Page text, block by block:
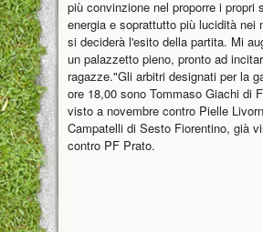
più convinzione nel proporre i propri
energia e soprattutto più lucidità nei
si deciderà l'esito della partita. Mi
un palazzetto pieno, pronto ad
ragazze."Gli arbitri designati per la
ore 18,00 sono Tommaso Giachi di
visto a novembre contro Pielle
Campatelli di Sesto Fiorentino, già
contro PF Prato.